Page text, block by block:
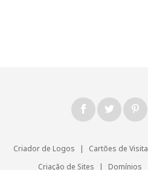
Criador de Logos | Cartões de Visita
Criação de Sites
| Domínios